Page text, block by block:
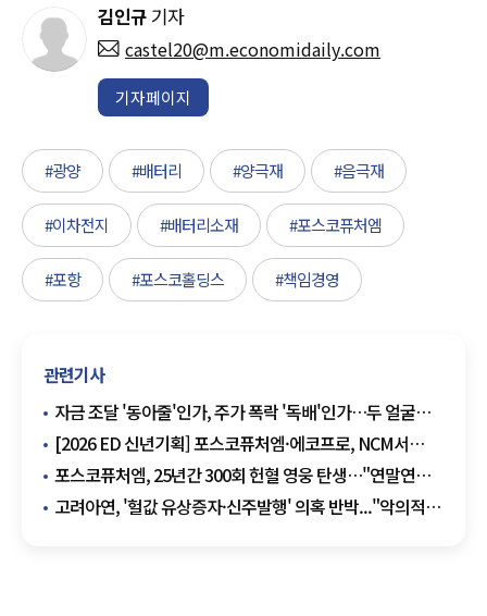
김인규 기자
castel20@m.economidaily.com
기자페이지
#광양 #배터리 #양극재 #음극재
#이차전지 #배터리소재 #포스코퓨처엠
#포항 #포스코홀딩스 #책임경영
관련기사
자금 조달 '동아줄'인가, 주가 폭락 '독배'인가…두 얼굴의
유상증자
[2026 ED 신년기획] 포스코퓨처엠·에코프로, NCM서
LFP 전환..."ESS 시장 공략 본격화"
포스코퓨처엠, 25년간 300회 헌혈 영웅 탄생…"연말연시
따듯한 나눔 실천"
고려아연, '헐값 유상증자·신주발행' 의혹 반박..."악의적